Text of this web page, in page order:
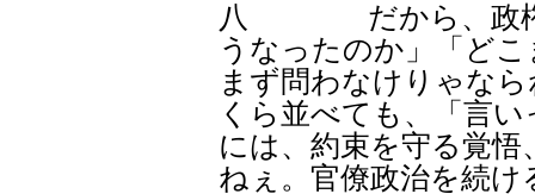
八 だから、政権政
うなったのか」「ど
まず問わなけりゃな
くら並べても、「言
には、約束を守る覚
ねぇ。官僚政治を続